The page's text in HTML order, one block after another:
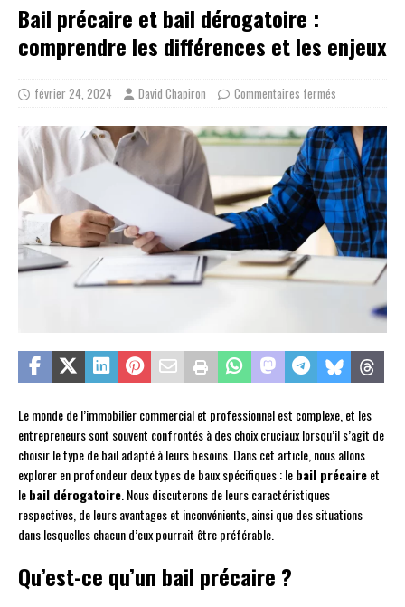
Bail précaire et bail dérogatoire :
comprendre les différences et les enjeux
février 24, 2024 David Chapiron Commentaires fermés
Le monde de l’immobilier commercial et professionnel est complexe, et les
entrepreneurs sont souvent confrontés à des choix cruciaux lorsqu’il s’agit de
choisir le type de bail adapté à leurs besoins. Dans cet article, nous allons
explorer en profondeur deux types de baux spécifiques : lebail précaireet
lebail dérogatoire . Nous discuterons de leurs caractéristiques
respectives, de leurs avantages et inconvénients, ainsi que des situations
dans lesquelles chacun d’eux pourrait être préférable.
Qu’est-ce qu’un bail précaire ?